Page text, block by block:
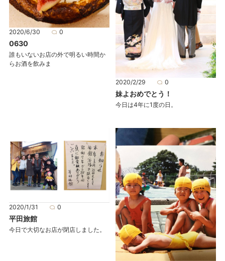
2020/6/30 0
0630
誰もいないお店の外で明るい時間か
らお酒を飲みま
2020/2/29 0
妹よおめでとう！
今日は4年に1度の日。
2020/1/31 0
平田旅館
今日で大切なお店が閉店しました。